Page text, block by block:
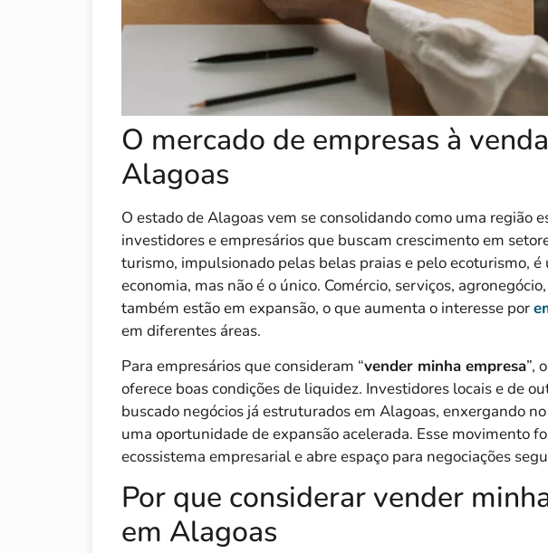
O mercado de empresas à
Alagoas
O estado de Alagoas vem se consolidando como uma região
investidores e empresários que buscam crescimento em
turismo, impulsionado pelas belas praias e pelo ecoturismo, é
economia, mas não é o único. Comércio, serviços,
também estão em expansão, o que aumenta o interesse por
em diferentes áreas.
Para empresários que consideram “vender minha empresa”,
oferece boas condições de liquidez. Investidores locais e de
buscado negócios já estruturados em Alagoas, enxergando
uma oportunidade de expansão acelerada. Esse movimento
ecossistema empresarial e abre espaço para negociações
Por que considerar vender
em Alagoas